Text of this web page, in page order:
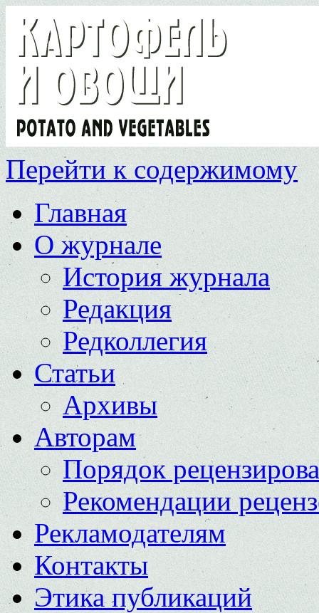
Перейти к содержимому
Главная
О журнале
История журнала
Редакция
Редколлегия
Статьи
Архивы
Авторам
Порядок
Рекомендации
Рекламодателям
Контакты
Этика публикаций